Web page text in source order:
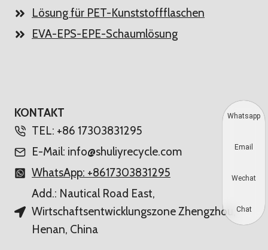
Lösung für PET-Kunststoffflaschen
EVA-EPS-EPE-Schaumlösung
KONTAKT
TEL: +86 17303831295
E-Mail: info@shuliyrecycle.com
WhatsApp: +8617303831295
Add.: Nautical Road East,
Wirtschaftsentwicklungszone Zhengzhou,
Henan, China
Whatsapp
Email
Wechat
Chat